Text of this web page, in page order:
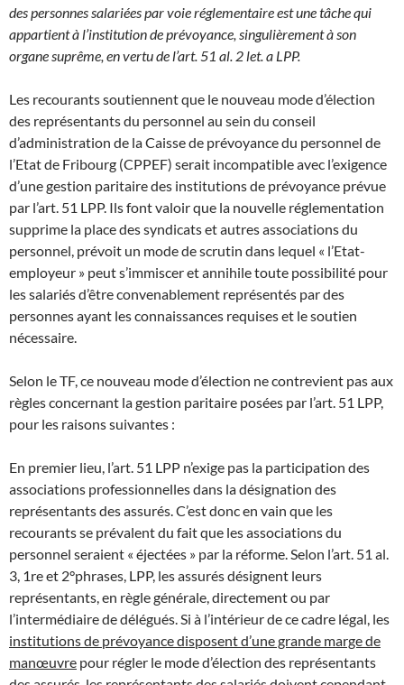
des personnes salariées par voie réglementaire est une tâche qui
appartient à l’institution de prévoyance, singulièrement à son
organe suprême, en vertu de l’art. 51 al. 2 let. a LPP.
Les recourants soutiennent que le nouveau mode d’élection
des représentants du personnel au sein du conseil
d’administration de la Caisse de prévoyance du personnel de
l’Etat de Fribourg (CPPEF) serait incompatible avec l’exigence
d’une gestion paritaire des institutions de prévoyance prévue
par l’art. 51 LPP. Ils font valoir que la nouvelle réglementation
supprime la place des syndicats et autres associations du
personnel, prévoit un mode de scrutin dans lequel « l’Etat-
employeur » peut s’immiscer et annihile toute possibilité pour
les salariés d’être convenablement représentés par des
personnes ayant les connaissances requises et le soutien
nécessaire.
Selon le TF, ce nouveau mode d’élection ne contrevient pas aux
règles concernant la gestion paritaire posées par l’art. 51 LPP,
pour les raisons suivantes :
En premier lieu, l’art. 51 LPP n’exige pas la participation des
associations professionnelles dans la désignation des
représentants des assurés. C’est donc en vain que les
recourants se prévalent du fait que les associations du
personnel seraient « éjectées » par la réforme. Selon l’art. 51 al.
3, 1re et 2°phrases, LPP, les assurés désignent leurs
représentants, en règle générale, directement ou par
l’intermédiaire de délégués. Si à l’intérieur de ce cadre légal, les
institutions de prévoyance disposent d’une grande marge de
manœuvre pour régler le mode d’élection des représentants